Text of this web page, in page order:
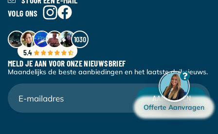
Offerte Aanvragen
VOLG ONS
1030
5.4
MELD JE AAN VOOR ONZE NIEUWSBRIEF
Maandelijks de beste aanbiedingen en het laatste duiknieuws.
AANMELDEN